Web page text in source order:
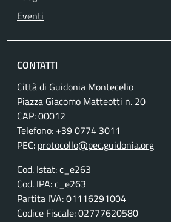
Eventi
CONTATTI
Città di Guidonia Montecelio
Piazza Giacomo Matteotti n. 20
CAP: 00012
Telefono: +39 0774 3011
PEC: protocollo@pec.guidonia.org
Cod. Istat: c_e263
Cod. IPA: c_e263
Partita IVA: 01116291004
Codice Fiscale: 02777620580